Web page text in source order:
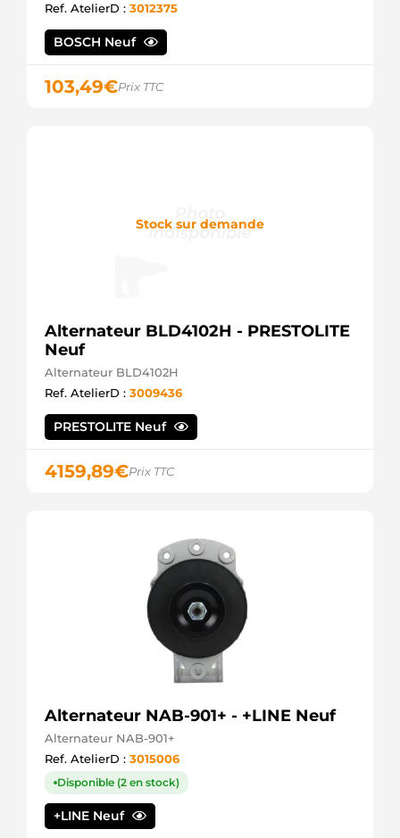
Ref. AtelierD : 3012375
BOSCH Neuf
103,49€Prix TTC
Stock sur demande
Alternateur BLD4102H - PRESTOLITE
Neuf
Alternateur BLD4102H
Ref. AtelierD : 3009436
PRESTOLITE Neuf
4159,89€Prix TTC
Alternateur NAB-901+ - +LINE Neuf
Alternateur NAB-901+
Ref. AtelierD : 3015006
Disponible (2 en stock)
+LINE Neuf